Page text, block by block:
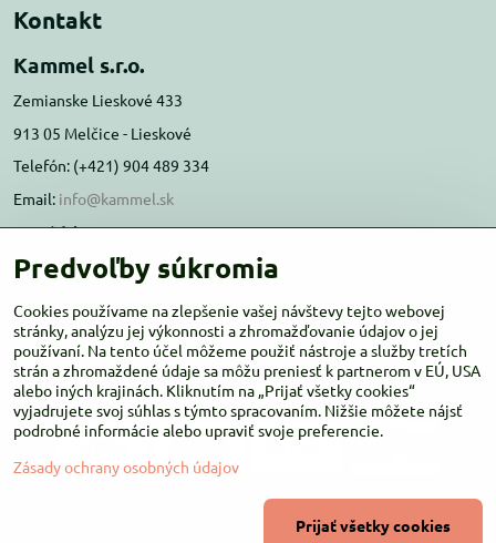
Kontakt
Kammel s.r.o.
Zemianske Lieskové 433
913 05 Melčice - Lieskové
Telefón: (+421) 904 489 334
Email: info@kammel.sk
Prevádzka:
Administratívna budova PD Melčice
Otváracie hodiny:PO-ŠT 8:00 - 16:00
PIA-NE Zatvorené
Copyright
Predvoľby súkromia
Cookies používame na zlepšenie vašej návštevy tejto webovej
stránky, analýzu jej výkonnosti a zhromažďovanie údajov o jej
používaní. Na tento účel môžeme použiť nástroje a služby tretích
strán a zhromaždené údaje sa môžu preniesť k partnerom v EÚ, USA
alebo iných krajinách. Kliknutím na „Prijať všetky cookies“
vyjadrujete svoj súhlas s týmto spracovaním. Nižšie môžete nájsť
podrobné informácie alebo upraviť svoje preferencie.
Zásady ochrany osobných údajov
Prijať všetky cookies